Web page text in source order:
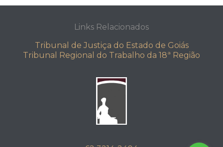
Links Relacionados
Tribunal de Justiça do Estado de Goiás
Tribunal Regional do Trabalho da 18ª Região